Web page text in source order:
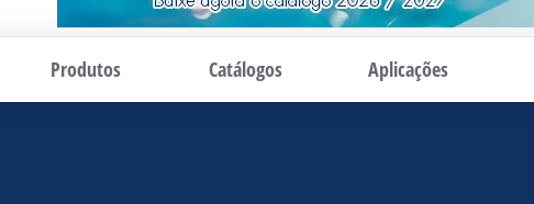
Produtos Catálogos Aplicações